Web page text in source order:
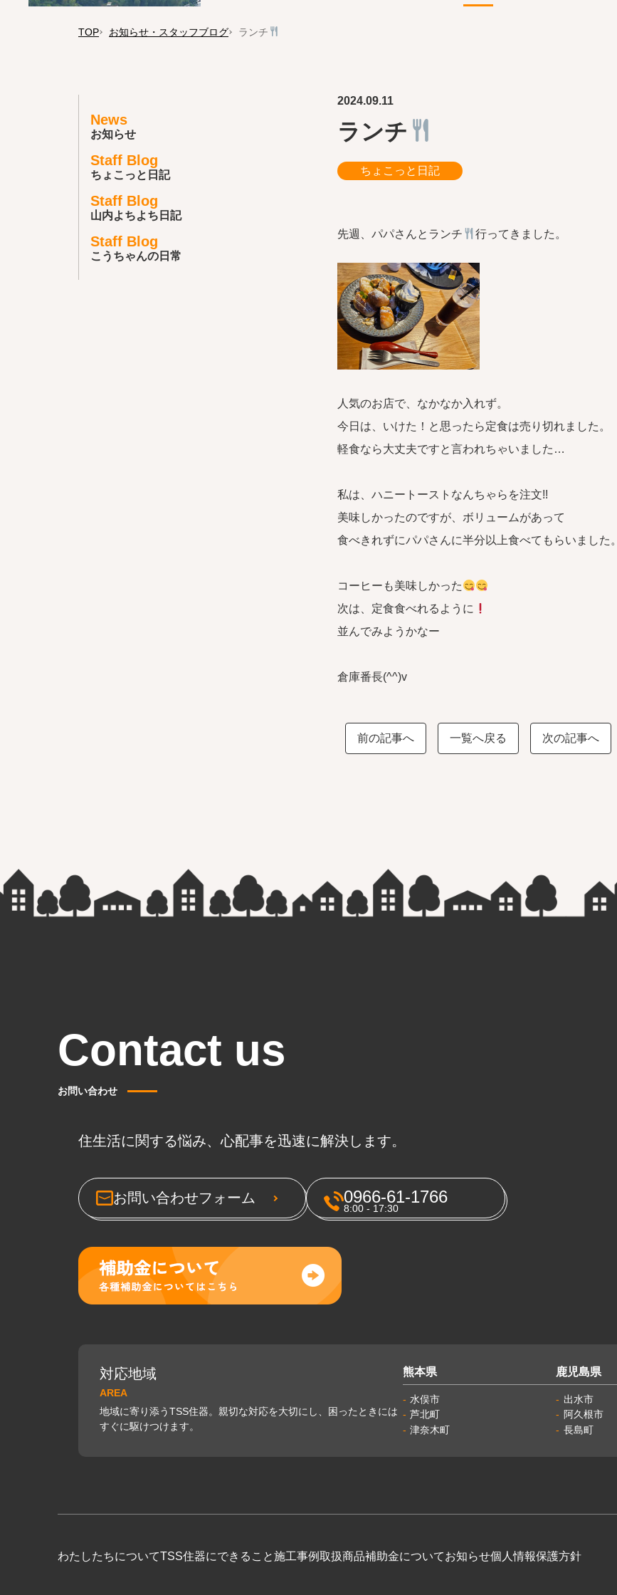
TOP お知らせ・スタッフブログ ランチ
News
お知らせ
Staff Blog
ちょこっと日記
Staff Blog
山内よちよち日記
Staff Blog
こうちゃんの日常
2024.09.11
ランチ
ちょこっと日記
先週、パパさんとランチ 行ってきました。
人気のお店で、なかなか入れず。
今日は、いけた！と思ったら定食は売り切れました。
軽食なら大丈夫ですと言われちゃいました…
私は、ハニートーストなんちゃらを注文!!
美味しかったのですが、ボリュームがあって
食べきれずにパパさんに半分以上食べてもらいました。
コーヒーも美味しかった
次は、定食食べれるように
並んでみようかなー
倉庫番長(^^)v
前の記事へ 一覧へ戻る 次の記事へ
Contact us
お問い合わせ
住生活に関する悩み、心配事を迅速に解決します。
お問い合わせフォーム 0966-61-1766
8:00 - 17:30
対応地域
AREA
地域に寄り添うTSS住器。親切な対応を大切にし、困ったときには
すぐに駆けつけます。
熊本県
水俣市
芦北町
津奈木町
鹿児島県
出水市
阿久根市
長島町
わたしたちについてTSS住器にできること施工事例取扱商品補助金についてお知らせ個人情報保護方針